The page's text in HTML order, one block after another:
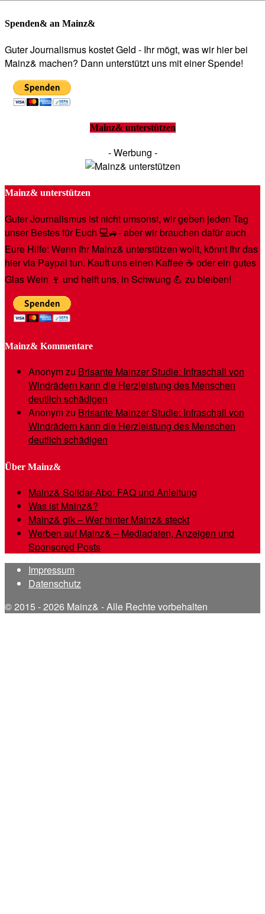
Spenden& an Mainz&
Guter Journalismus kostet Geld - Ihr mögt, was wir hier bei
Mainz& machen? Dann unterstützt uns mit einer Spende!
Mainz& unterstützen
- Werbung -
Mainz& unterstützen
Guter Journalismus ist nicht umsonst, wir geben jeden Tag
unser Bestes für Euch 💻🚙- aber wir brauchen dafür auch
Eure Hilfe: Wenn Ihr Mainz& unterstützen wollt, könnt Ihr das
hier via Paypal tun. Kauft uns einen Kaffee ☕️ oder ein gutes
Glas Wein 🍷 und helft uns, in Schwung 💪 zu bleiben!
Mainz& Kommentare
Anonymzu Brisante Mainzer Studie: Infraschall von
Windrädern kann die Herzleistung des Menschen
deutlich schädigen
Anonymzu Brisante Mainzer Studie: Infraschall von
Windrädern kann die Herzleistung des Menschen
deutlich schädigen
Über Mainz&
Mainz& Solidar-Abo: FAQ und Anleitung
Was ist Mainz&?
Mainz& gik – Wer hinter Mainz& steckt
Werben auf Mainz& – Mediadaten, Anzeigen und
Sponsored Posts
Impressum
Datenschutz
© 2015 - 2026 Mainz& - Alle Rechte vorbehalten